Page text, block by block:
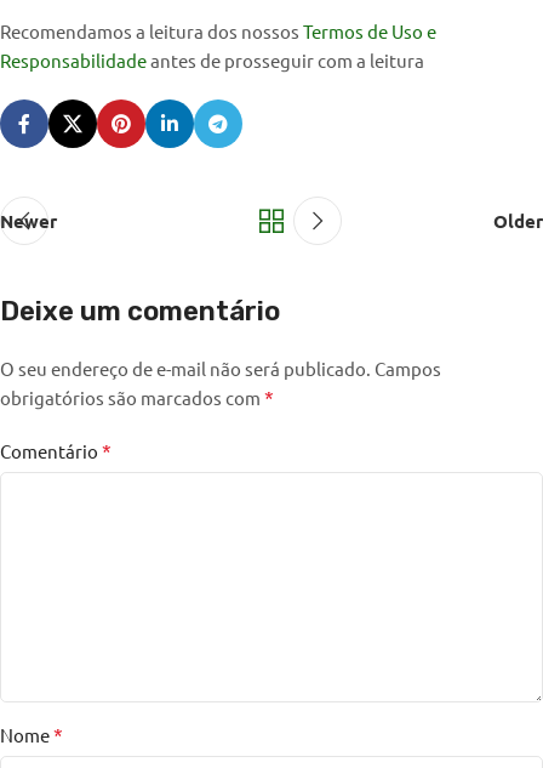
Recomendamos a leitura dos nossos Termos de Uso e
Responsabilidadeantes de prosseguir com a leitura
Newer Older
Deixe um comentário
O seu endereço de e-mail não será publicado. Campos
obrigatórios são marcados com *
Comentário *
Nome*